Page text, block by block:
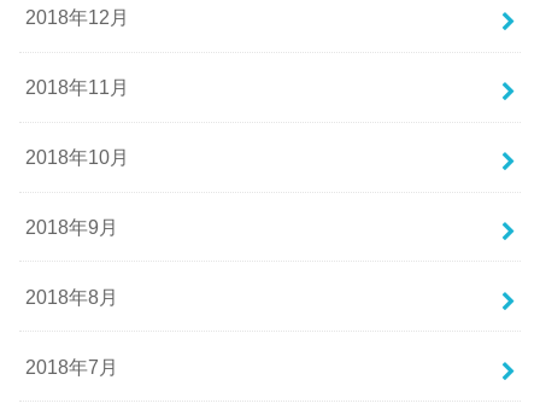
2018年12月
2018年11月
2018年10月
2018年9月
2018年8月
2018年7月